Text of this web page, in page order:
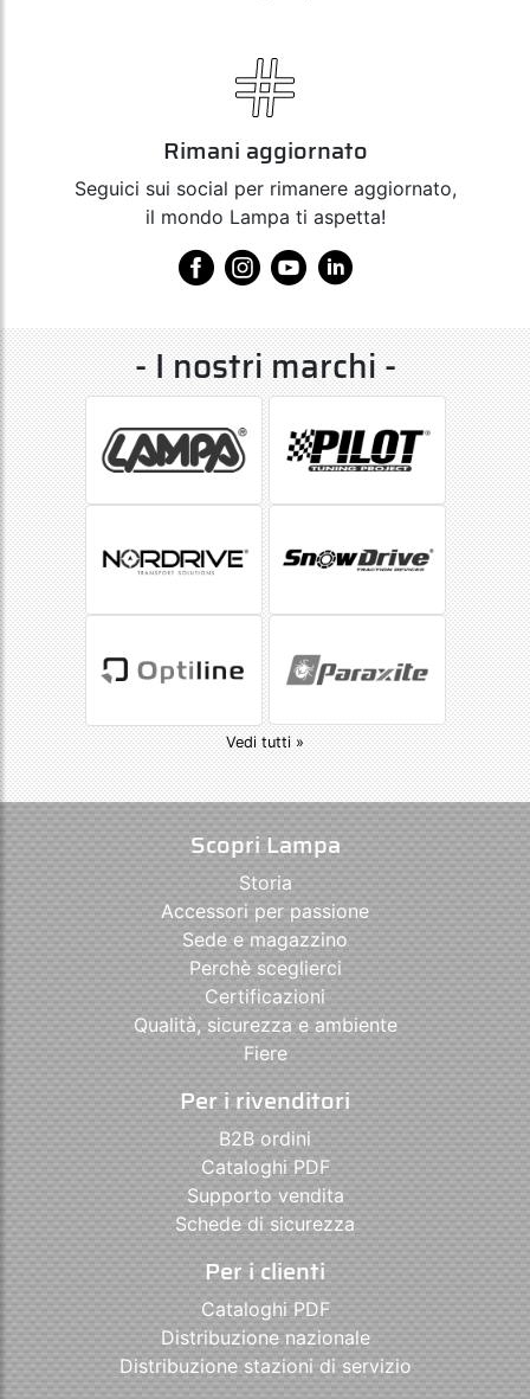
Rimani aggiornato
Seguici sui social per rimanere aggiornato,
il mondo Lampa ti aspetta!
- I nostri marchi -
Vedi tutti »
Scopri Lampa
Storia
Accessori per passione
Sede e magazzino
Perchè sceglierci
Certificazioni
Qualità, sicurezza e ambiente
Fiere
Per i rivenditori
B2B ordini
Cataloghi PDF
Supporto vendita
Schede di sicurezza
Per i clienti
Cataloghi PDF
Distribuzione nazionale
Distribuzione stazioni di servizio